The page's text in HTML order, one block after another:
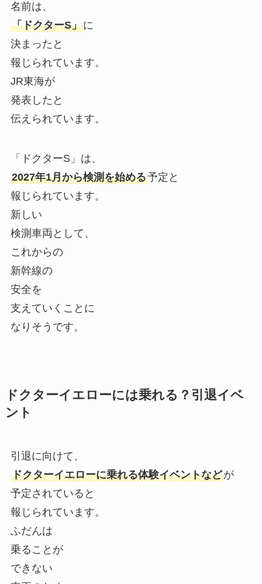
名前は、
「ドクターS」に
決まったと
報じられています。
JR東海が
発表したと
伝えられています。
「ドクターS」は、
2027年1月から検測を始める予定と
報じられています。
新しい
検測車両として、
これからの
新幹線の
安全を
支えていくことに
なりそうです。
ドクターイエローには乗れる？引退イベ
ント
引退に向けて、
ドクターイエローに乗れる体験イベントなどが
予定されていると
報じられています。
ふだんは
乗ることが
できない